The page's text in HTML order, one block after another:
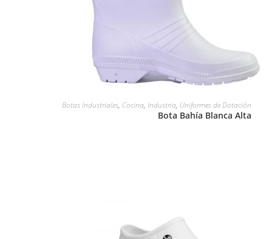
LEER MÁS
Botas Industriales, Cocina,Industria, Uniformes de Dotación
Bota Bahía Blanca Alta